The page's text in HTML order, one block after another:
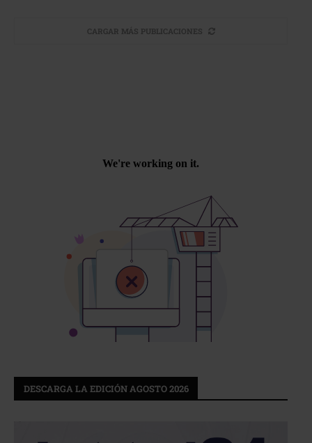
CARGAR MÁS PUBLICACIONES
DESCARGA LA EDICIÓN AGOSTO 2026